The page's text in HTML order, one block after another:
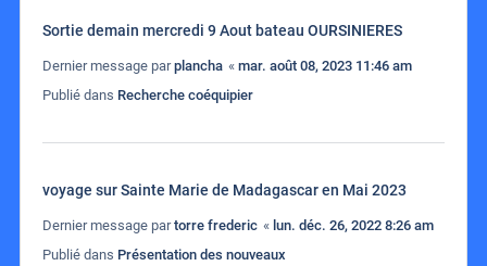
Sortie demain mercredi 9 Aout bateau OURSINIERES
Dernier message parplancha « mar. août 08, 2023 11:46 am
Publié dans Recherche coéquipier
voyage sur Sainte Marie de Madagascar en Mai 2023
Dernier message partorre frederic « lun. déc. 26, 2022 8:26 am
Publié dans Présentation des nouveaux